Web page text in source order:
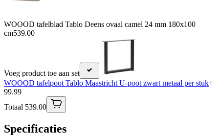
WOOOD tafelblad Tablo Deens ovaal camel 24 mm 180x100
cm539.00
Voeg product toe aan set
WOOOD tafelpoot Tablo Maastricht U-poot zwart metaal per stuk+
99.99
Totaal 539.00
Specificaties